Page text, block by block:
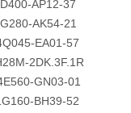
AP12-37
AK54-21
EA01-57
2DK.3F.1R
GN03-01
BH39-52